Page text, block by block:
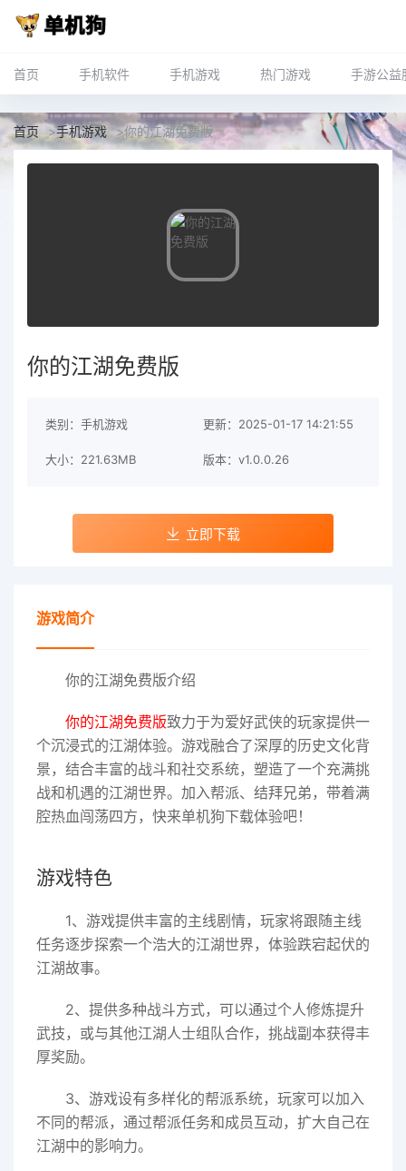
首页 手机软件 手机游戏 热门游戏 手游公益
首页 >手机游戏 >你的江湖免费版
你的江湖免费版
类别：手机游戏 更新：2025-01-17 14:21:55
大小：221.63MB 版本：v1.0.0.26
立即下载
游戏简介
你的江湖免费版介绍
你的江湖免费版致力于为爱好武侠的玩家提供一
个沉浸式的江湖体验。游戏融合了深厚的历史文化背
景，结合丰富的战斗和社交系统，塑造了一个充满挑
战和机遇的江湖世界。加入帮派、结拜兄弟，带着满
腔热血闯荡四方，快来单机狗下载体验吧！
游戏特色
1、游戏提供丰富的主线剧情，玩家将跟随主线
任务逐步探索一个浩大的江湖世界，体验跌宕起伏的
江湖故事。
2、提供多种战斗方式，可以通过个人修炼提升
武技，或与其他江湖人士组队合作，挑战副本获得丰
厚奖励。
3、游戏设有多样化的帮派系统，玩家可以加入
不同的帮派，通过帮派任务和成员互动，扩大自己在
江湖中的影响力。